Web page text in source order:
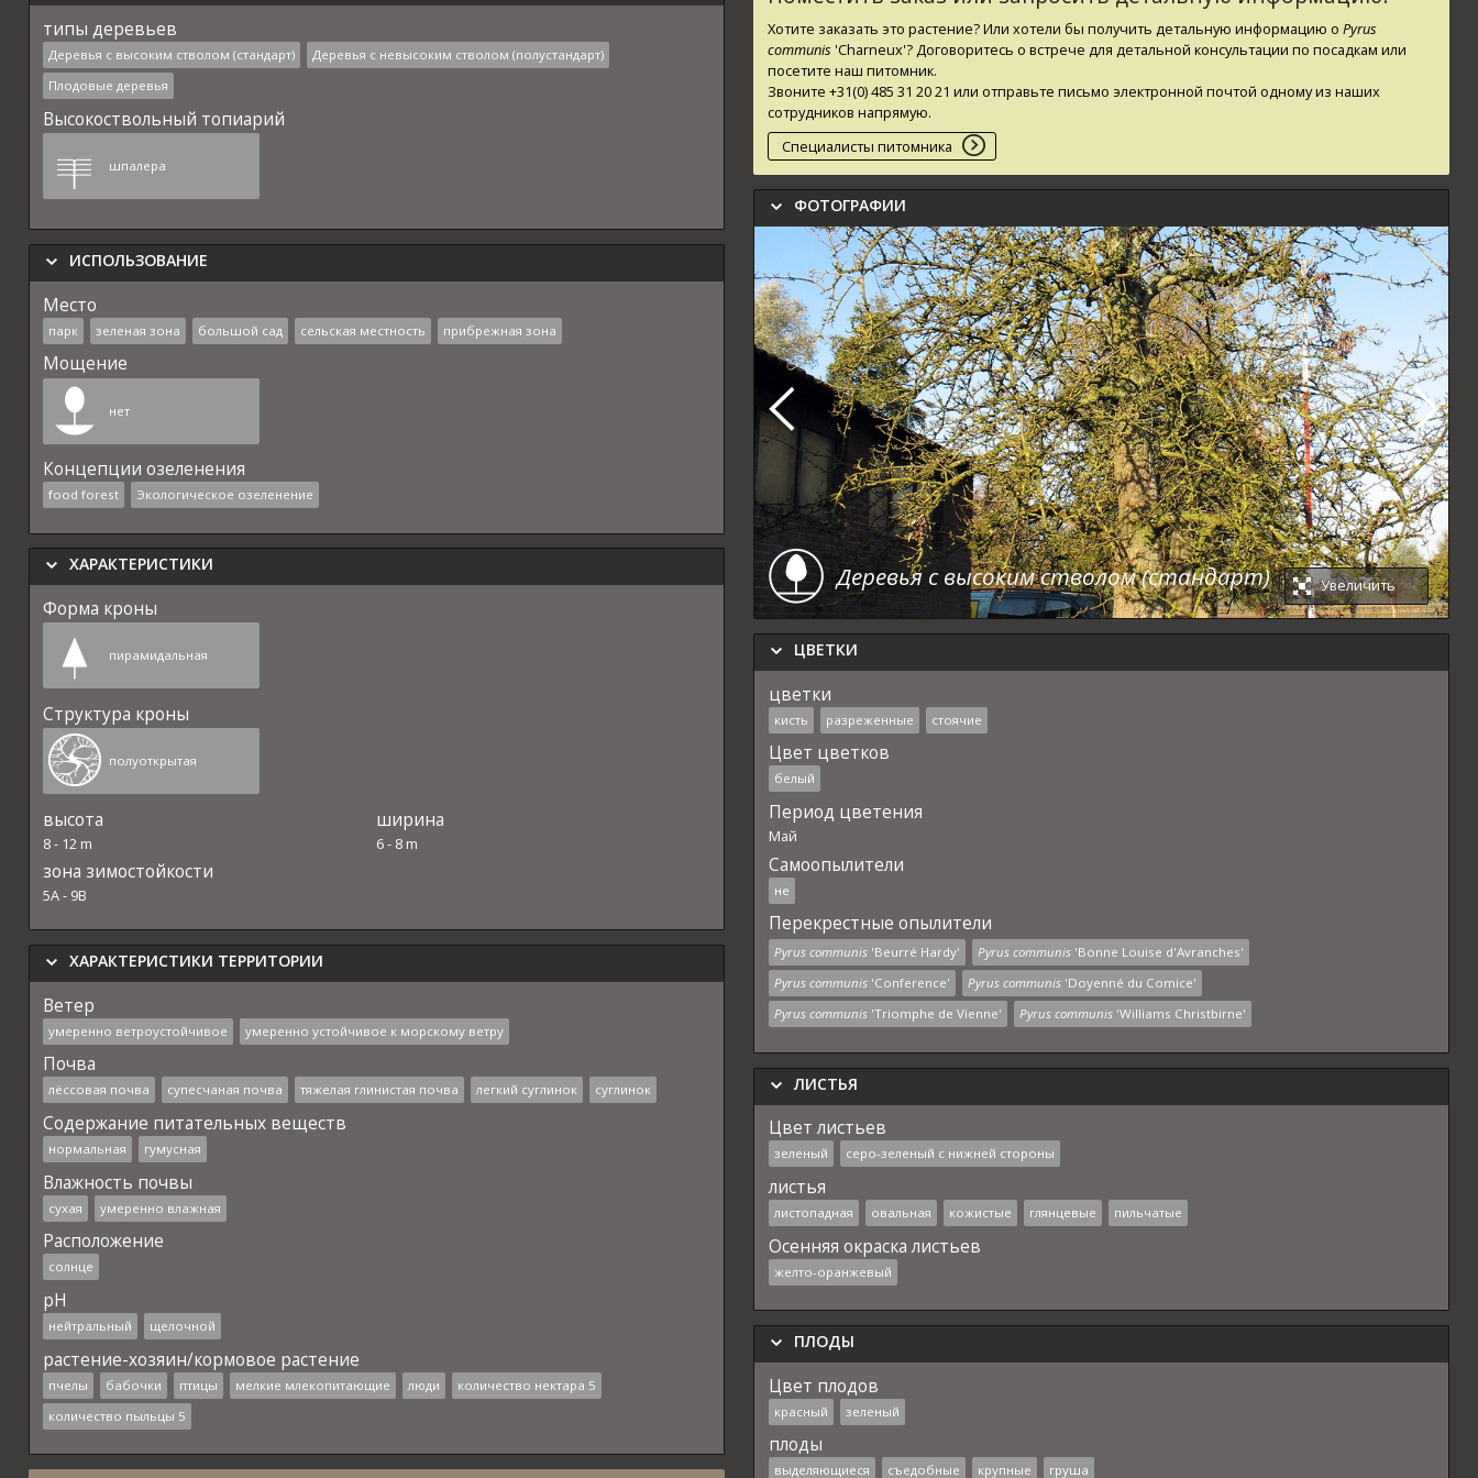
типы деревьев
Деревья с высоким стволом (стандарт)
Деревья с невысоким стволом (полустандарт)
Плодовые деревья
Высокоствольный топиарий
шпалера
ИСПОЛЬЗОВАНИЕ
Место
парк зеленая зона большой сад сельская местность прибрежная зона
Мощение
нет
Концепции озеленения
food forest Экологическое озеленение
ХАРАКТЕРИСТИКИ
Форма кроны
пирамидальная
Структура кроны
полуоткрытая
высота
8- 12 m
ширина
6- 8 m
зона зимостойкости
5A- 9B
ХАРАКТЕРИСТИКИ ТЕРРИТОРИИ
Ветер
умеренно ветроустойчивое умеренно устойчивое к морскому ветру
Почва
лёссовая почва супесчаная почва тяжелая глинистая почва легкий суглинок суглинок
Содержание питательных веществ
нормальная гумусная
Влажность почвы
сухая умеренно влажная
Расположение
солнце
pH
нейтральный щелочной
растение-хозяин/кормовое растение
пчелы бабочки птицы мелкие млекопитающие люди
количество нектара 5
количество пыльцы 5
Хотите заказать это растение? Или хотели бы получить детальную информацию о Pyrus
communis 'Charneux'? Договоритесь о встрече для детальной консультации по посадкам или
посетите наш питомник.
Звоните +31(0) 485 31 20 21 или отправьте письмо электронной почтой одному из наших
сотрудников напрямую.
Специалисты питомника
ФОТОГРАФИИ
Увеличить
Деревья с высоким стволом (стандарт)
ЦВЕТКИ
цветки
кисть разреженные стоячие
Цвет цветков
белый
Период цветения
Май
Самоопылители
не
Перекрестные опылители
Pyrus communis 'Beurré Hardy' Pyrus communis 'Bonne Louise d'Avranches'
Pyrus communis 'Conference' Pyrus communis 'Doyenné du Comice'
Pyrus communis 'Triomphe de Vienne' Pyrus communis 'Williams Christbirne'
ЛИСТЬЯ
Цвет листьев
зеленый серо-зеленый с нижней стороны
листья
листопадная овальная кожистые глянцевые пильчатые
Осенняя окраска листьев
желто-оранжевый
ПЛОДЫ
Цвет плодов
красный зеленый
плоды
выделяющиеся съедобные крупные груша